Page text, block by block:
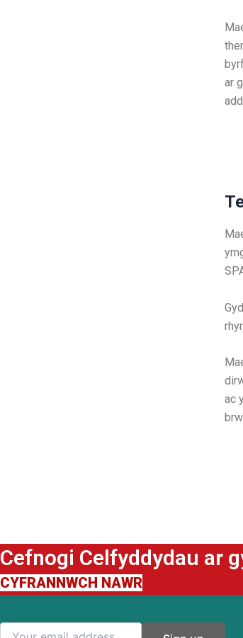
ar
ac
Cefnogi Celfyddydau ar
CYFRANNWCH NAWR